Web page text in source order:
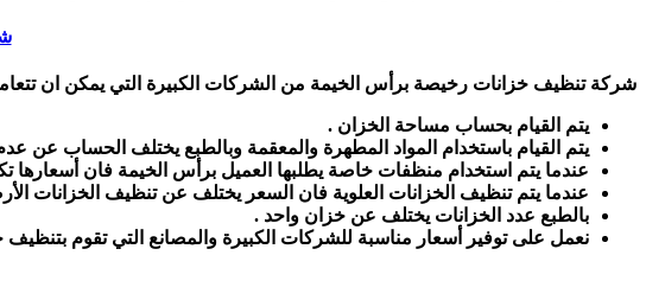
شركة تنظيف خزانات رخيصة برأس الخيمة من الشركات الكبيرة التي يمكن ان
يتم القيام بحساب مساحة الخزان .
يتم القيام باستخدام المواد المطهرة والمعقمة وبالطبع يختلف الحساب عن
عندما يتم استخدام منظفات خاصة يطلبها العميل برأس الخيمة فان أسعارها
عندما يتم تنظيف الخزانات العلوية فان السعر يختلف عن تنظيف الخزانات
بالطبع عدد الخزانات يختلف عن خزان واحد .
نعمل على توفير أسعار مناسبة للشركات الكبيرة والمصانع التي تقوم بتنظيف